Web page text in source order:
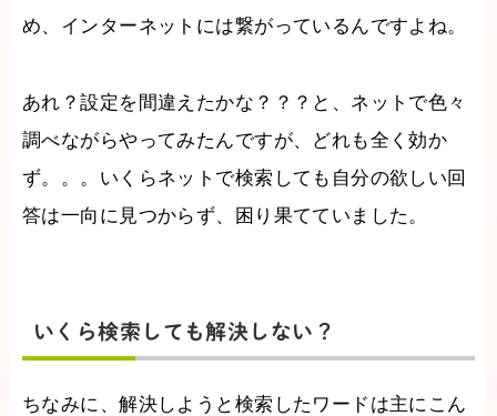
め、インターネットには繋がっているんですよね。
あれ？設定を間違えたかな？？？と、ネットで色々
調べながらやってみたんですが、どれも全く効か
ず。。。いくらネットで検索しても自分の欲しい回
答は一向に見つからず、困り果てていました。
いくら検索しても解決しない？
ちなみに、解決しようと検索したワードは主にこん